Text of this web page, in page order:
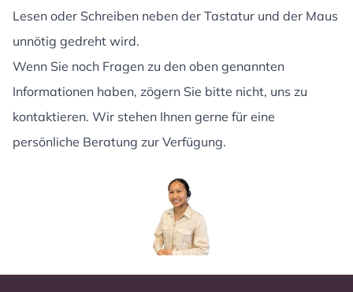
Lesen oder Schreiben neben der Tastatur und der Maus
unnötig gedreht wird.
Wenn Sie noch Fragen zu den oben genannten
Informationen haben, zögern Sie bitte nicht, uns zu
kontaktieren. Wir stehen Ihnen gerne für eine
persönliche Beratung zur Verfügung.